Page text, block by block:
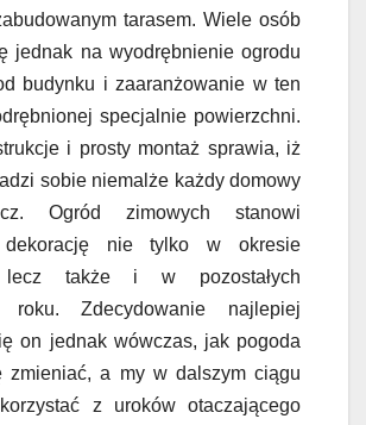
tarasem. Wiele osób
jednak na wyodrębnienie ogrodu
budynku i zaaranżowanie w ten
specjalnie powierzchni.
i prosty montaż sprawia, iż
sobie niemalże każdy domowy
Ogród zimowych stanowi
dekorację nie tylko w okresie
lecz także i w pozostałych
roku. Zdecydowanie najlepiej
on jednak wówczas, jak pogoda
zmieniać, a my w dalszym ciągu
z uroków otaczającego